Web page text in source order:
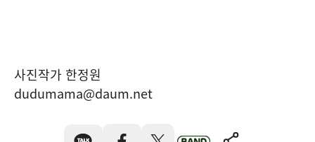
사진작가 한정원
dudumama@daum.net